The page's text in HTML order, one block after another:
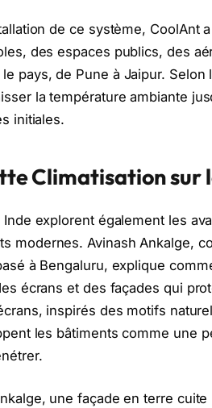
de ce système, CoolAnt
des espaces publics, des
pays, de Pune à Jaipur.
la température ambiante
initiales.
Climatisation sur
Inde explorent également les
modernes. Avinash Ankalge,
à Bengaluru, explique
écrans et des façades qui
inspirés des motifs
les bâtiments comme une
une façade en terre